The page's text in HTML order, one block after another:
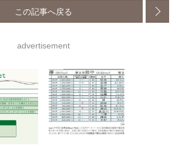
この記事へ戻る
advertisement